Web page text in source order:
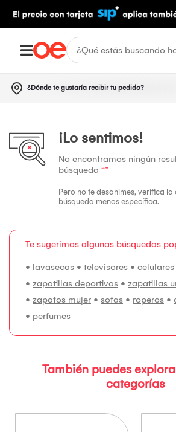
¿Dónde te gustaría recibir tu pedido?
¡Lo sentimos!
No encontramos ningún
búsqueda “”
Pero no te desanimes, verifica
búsqueda menos específica.
Te sugerimos algunas búsquedas
• lavasecas • televisores • celulares
• zapatillas deportivas • zapatillas
• zapatos mujer • sofas • roperos •
• perfumes
También puedes
categorías